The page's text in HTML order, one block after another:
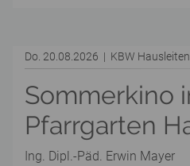
Do. 20.08.2026 | KBW
Sommerkino
Pfarrgarten
Ing. Dipl.-Päd. Erwin Mayer